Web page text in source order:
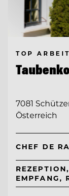
TOP
7081
Österreich
CHEF DE
EMPFANG,